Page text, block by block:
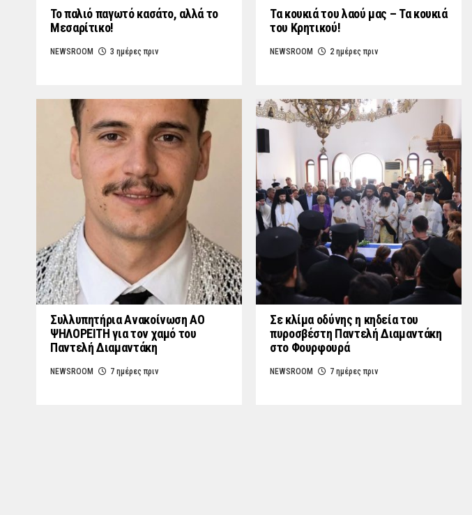
Το παλιό παγωτό κασάτο, αλλά το
Μεσαρίτικο!
NEWSROOM 3 ημέρες πριν
Τα κουκιά του λαού μας – Τα κουκιά
του Κρητικού!
NEWSROOM 2 ημέρες πριν
Συλλυπητήρια Ανακοίνωση ΑΟ
ΨΗΛΟΡΕΙΤΗ για τον χαμό του
Παντελή Διαμαντάκη
NEWSROOM 7 ημέρες πριν
Σε κλίμα οδύνης η κηδεία του
πυροσβέστη Παντελή Διαμαντάκη
στο Φουρφουρά
NEWSROOM 7 ημέρες πριν